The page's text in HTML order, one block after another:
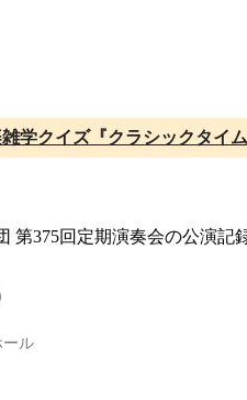
学クイズ『クラシックタイ
375回定期演奏会の公演記
ル